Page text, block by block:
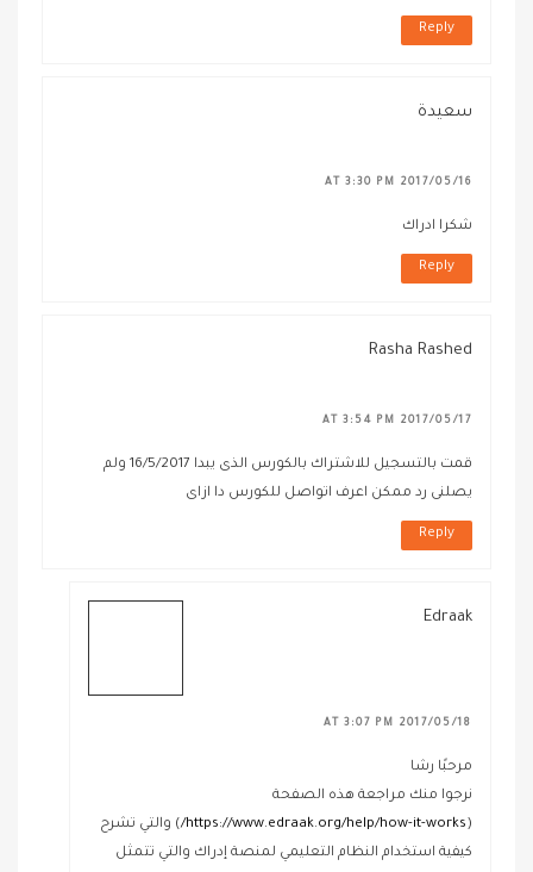
Reply
سعيدة
2017/05/16 AT 3:30 PM
شكرا ادراك
Reply
Rasha Rashed
2017/05/17 AT 3:54 PM
قمت بالتسجيل للاشتراك بالكورس الذى يبدا 16/5/2017 ولم
يصلنى رد ممكن اعرف اتواصل للكورس دا ازاى
Reply
Edraak
2017/05/18 AT 3:07 PM
مرحبًا رشا
نرجوا منك مراجعة هذه الصفحة
(
https://www.edraak.org/help/how-it-works/ ) والتي تشرح
كيفية استخدام النظام التعليمي لمنصة إدراك والتي تتمثل